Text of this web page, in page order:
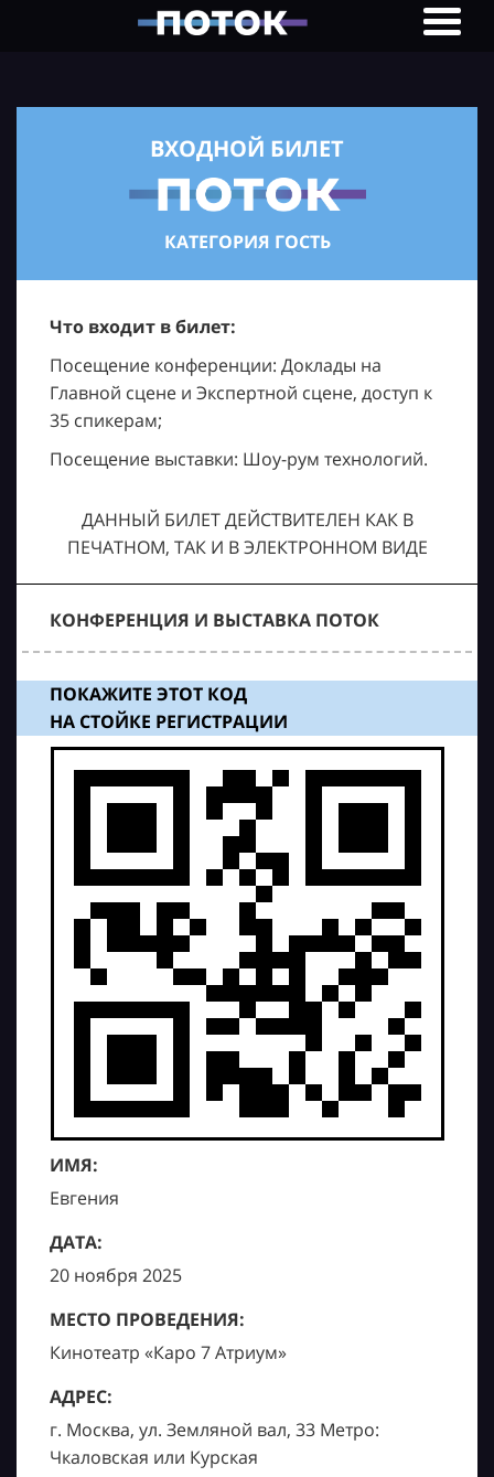
ВХОДНОЙ БИЛЕТ
КАТЕГОРИЯ ГОСТЬ
Что входит в билет:
Посещение конференции: Доклады на
Главной сцене и Экспертной сцене, доступ к
35 спикерам;
Посещение выставки: Шоу-рум технологий.
ДАННЫЙ БИЛЕТ ДЕЙСТВИТЕЛЕН КАК В
ПЕЧАТНОМ, ТАК И В ЭЛЕКТРОННОМ ВИДЕ
КОНФЕРЕНЦИЯ И ВЫСТАВКА ПОТОК
ПОКАЖИТЕ ЭТОТ КОД
НА СТОЙКЕ РЕГИСТРАЦИИ
ИМЯ:
Евгения
ДАТА:
20 ноября 2025
МЕСТО ПРОВЕДЕНИЯ:
Кинотеатр «Каро 7 Атриум»
АДРЕС:
г. Москва, ул. Земляной вал, 33 Метро:
Чкаловская или Курская